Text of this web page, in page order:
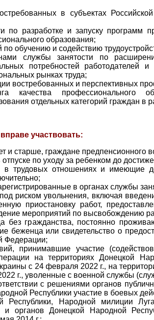
в субъектах
по разработке и запуску программ
образования;
обучению и содействию
службы занятости по
потребностей работодателей и
рынках труда;
востребованных и перспективных
качества профессионального
отдельных категорий граждан в
участвовать:
и старше, граждане предпенсионного
по уходу за ребенком до
трудовых отношениях и имеющие
в органах службы
риском увольнения, включая
приостановку работ,
мероприятий по высвобождению
без гражданства, постоянно
беженца или свидетельство о
Федерации;
принимавшие участие
на территориях Донецкой
с 24 февраля 2022 г., на
г., уволенные с военной службы
с решениями органов
Республики участие в боевых
Народной милиции
и органов Донецкой Народной